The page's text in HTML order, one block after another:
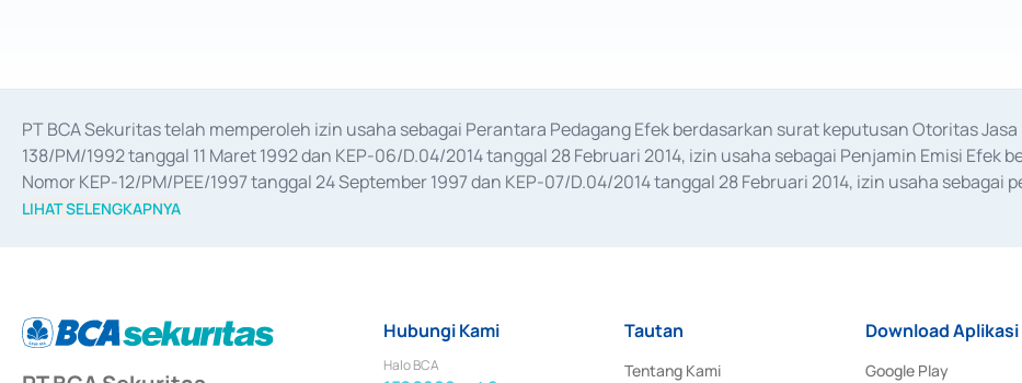
PT BCA Sekuritas telah memperoleh izin usaha sebagai Perantara Pedagang Efek berdasarkan surat keputusan Otoritas
138/PM/1992 tanggal 11 Maret 1992 dan KEP-06/D.04/2014 tanggal 28 Februari 2014, izin usaha sebagai Penjamin Emisi
Nomor KEP-12/PM/PEE/1997 tanggal 24 September 1997 dan KEP-07/D.04/2014 tanggal 28 Februari 2014, izin usaha sebagai
merger, akuisisi, divestasi, dan
LIHAT SELENGKAPNYA
Hubungi Kami
Halo BCA
Tautan
Tentang Kami
Download Aplikasi
Google Play